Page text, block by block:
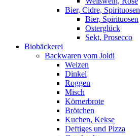
Bier, Cidre, Spirituosen
Bier, Spirituosen
Osterglück
Sekt, Prosecco
Biobäckerei
Backwaren vom Joldi
Weizen
Dinkel
Roggen
Misch
Körnerbrote
Brötchen
Kuchen, Kekse
Deftiges und Pizza